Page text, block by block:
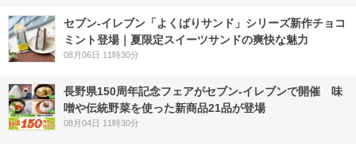
セブン‐イレブン「よくばりサンド」シリーズ新作チョコ
ミント登場｜夏限定スイーツサンドの爽快な魅力
08月06日 11時30分
長野県150周年記念フェアがセブン-イレブンで開催 味
噌や伝統野菜を使った新商品21品が登場
08月04日 11時30分